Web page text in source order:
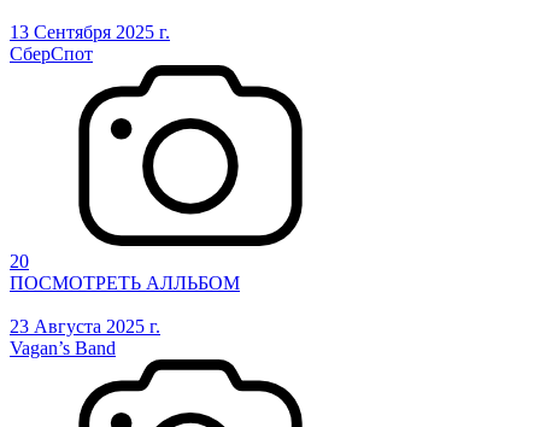
13 Сентября 2025 г.
СберСпот
20
ПОСМОТРЕТЬ АЛЛЬБОМ
23 Августа 2025 г.
Vagan’s Band